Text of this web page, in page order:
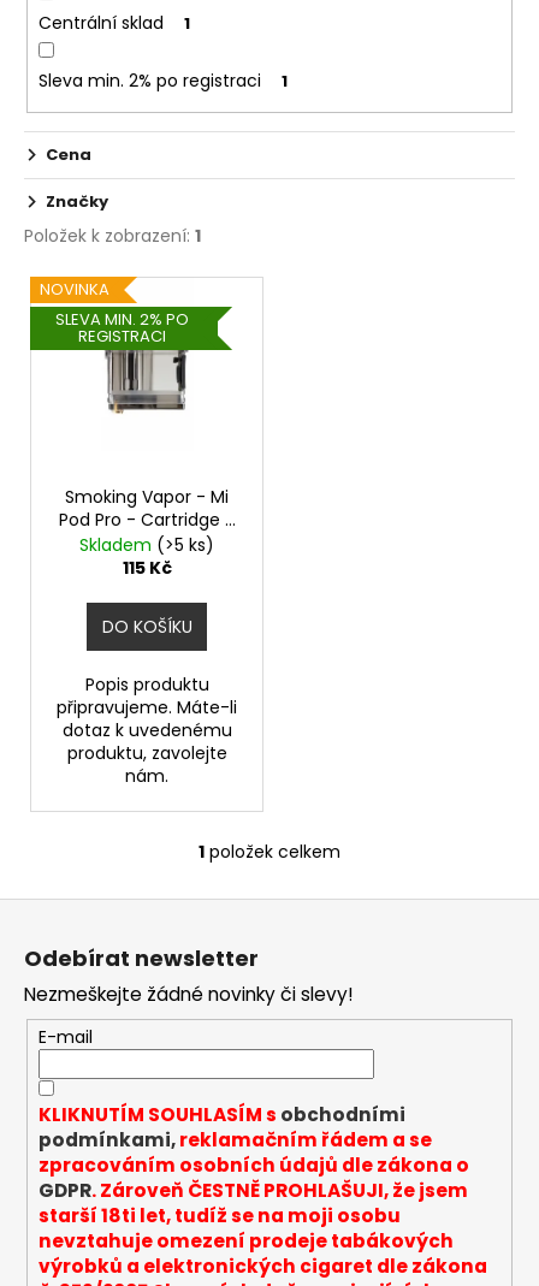
Centrální sklad 1
Sleva min. 2% po registraci 1
Cena
Značky
Položek k zobrazení: 1
V
ý
p
NOVINKA
SLEVA MIN. 2% PO
REGISTRACI
Smoking Vapor - Mi
Pod Pro - Cartridge -
0,9ohm 2ml - 1ks
Skladem (>5 ks)
115 Kč
DO KOŠÍKU
Popis produktu
připravujeme. Máte-li
dotaz k uvedenému
produktu, zavolejte
nám.
O
v
a
c
í
p
r
v
k
y
v
ý
p
1 položek celkem
D
o
p
o
r
u
č
u
m
e
VAPORESSO
MESH
ŽHAVÍCÍ
Z
Odebírat newsletter
Nezmeškejte žádné novinky či slevy!
E-mail
KLIKNUTÍM SOUHLASÍM s obchodními
podmínkami,reklamačním řádem a se
zpracováním osobních údajů dle zákona o
GDPR. Zároveň ČESTNĚ PROHLAŠUJI, že jsem
starší 18ti let, tudíž se na moji osobu
nevztahuje omezení prodeje tabákových
výrobků a elektronických cigaret dle zákona